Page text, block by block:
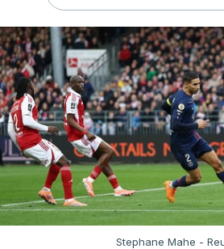
Stephane Mahe -